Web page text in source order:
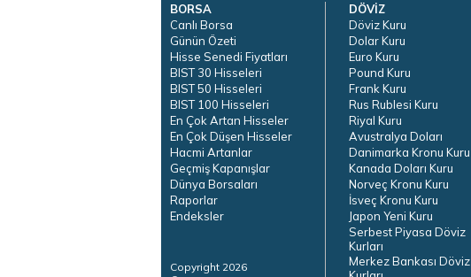
BORSA
Canlı Borsa
Günün Özeti
Hisse Senedi Fiyatları
BIST 30 Hisseleri
BIST 50 Hisseleri
BIST 100 Hisseleri
En Çok Artan Hisseler
En Çok Düşen Hisseler
Hacmi Artanlar
Geçmiş Kapanışlar
Dünya Borsaları
Raporlar
Endeksler
Copyright 2026
DÖVİZ
Döviz Kuru
Dolar Kuru
Euro Kuru
Pound Kuru
Frank Kuru
Rus Rublesi Kuru
Riyal Kuru
Avustralya Doları
Danimarka Kronu Kuru
Kanada Doları Kuru
Norveç Kronu Kuru
İsveç Kronu Kuru
Japon Yeni Kuru
Serbest Piyasa Döviz
Kurları
Merkez Bankası Döviz